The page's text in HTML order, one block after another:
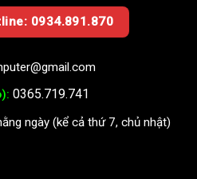
0934.891.870
0365.719.741
ngày (kể cả thứ 7, chủ nhật)